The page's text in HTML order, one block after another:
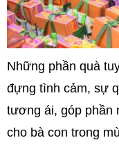
Những phần quà
đựng tình cảm, sự
tương ái, góp phần
cho bà con trong